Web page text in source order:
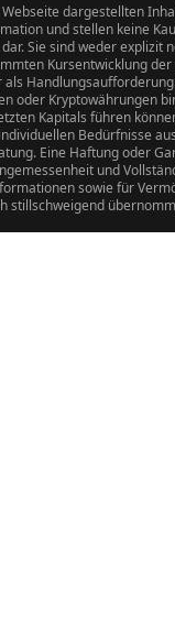
dargestellten
und stellen keine
Sie sind weder explizit
Kursentwicklung
als
oder Kryptowährungen
Kapitals führen
Bedürfnisse
Eine Haftung oder
und
sowie für
stillschweigend